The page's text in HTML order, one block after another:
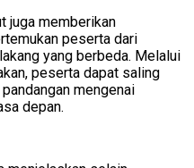
juga memberikan
peserta dari
yang berbeda. Melalui
peserta dapat saling
mengenai
depan.